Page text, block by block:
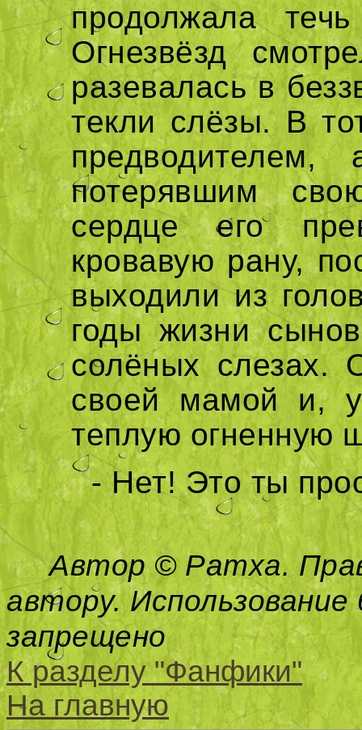
продолжала
Огнезвёзд
разевалась в
текли слёзы. В
предводителем,
потерявшим
сердце его
кровавую рану,
выходили из
годы жизни
солёных слезах.
своей мамой и,
теплую огненную
- Нет! Это ты
Автор © Ратха.
автору.
запрещено
К разделу "Фанфики"
На главную